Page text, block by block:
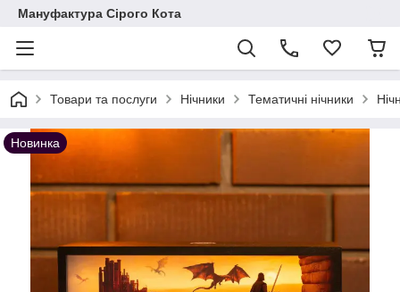
Мануфактура Сірого Кота
Товари та послуги Нічники Тематичні нічники
Новинка